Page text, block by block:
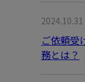
2024.10.31
ご依頼受
務とは？